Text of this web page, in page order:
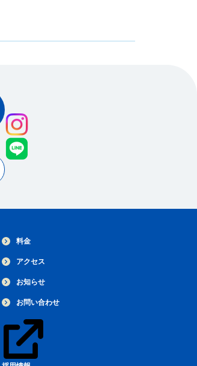
料金
アクセス
お知らせ
お問い合わせ